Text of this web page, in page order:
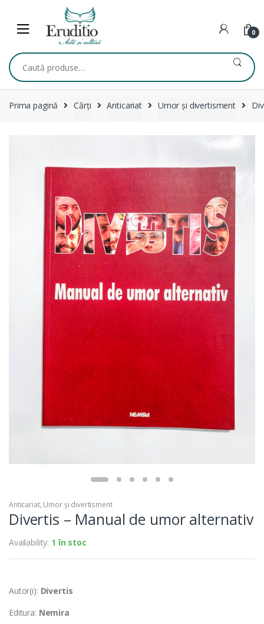
navigation
content
0
Caută
după:
Prima pagină Cărți Anticariat Umor și divertisment
Anticariat, Umor și divertisment
Divertis – Manual de umor alternativ
Availability: 1 în stoc
Autor(i): Divertis
Editura: Nemira